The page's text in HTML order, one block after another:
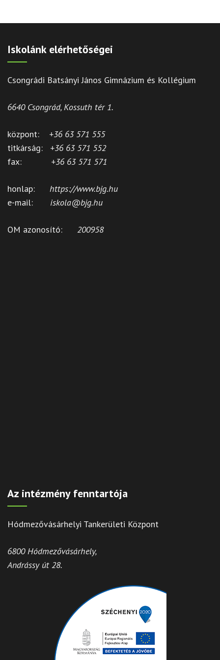
Iskolánk elérhetőségei
Csongrádi Batsányi János Gimnázium és Kollégium
6640 Csongrád, Kossuth tér 1.
központ: +36 63 571 555
titkárság: +36 63 571 552
fax: +36 63 571 571
honlap: https://www.bjg.hu
e-mail: iskola@bjg.hu
OM azonosító: 200958
Az intézmény fenntartója
Hódmezővásárhelyi Tankerületi Központ
6800 Hódmezővásárhely,
Andrássy út 28.